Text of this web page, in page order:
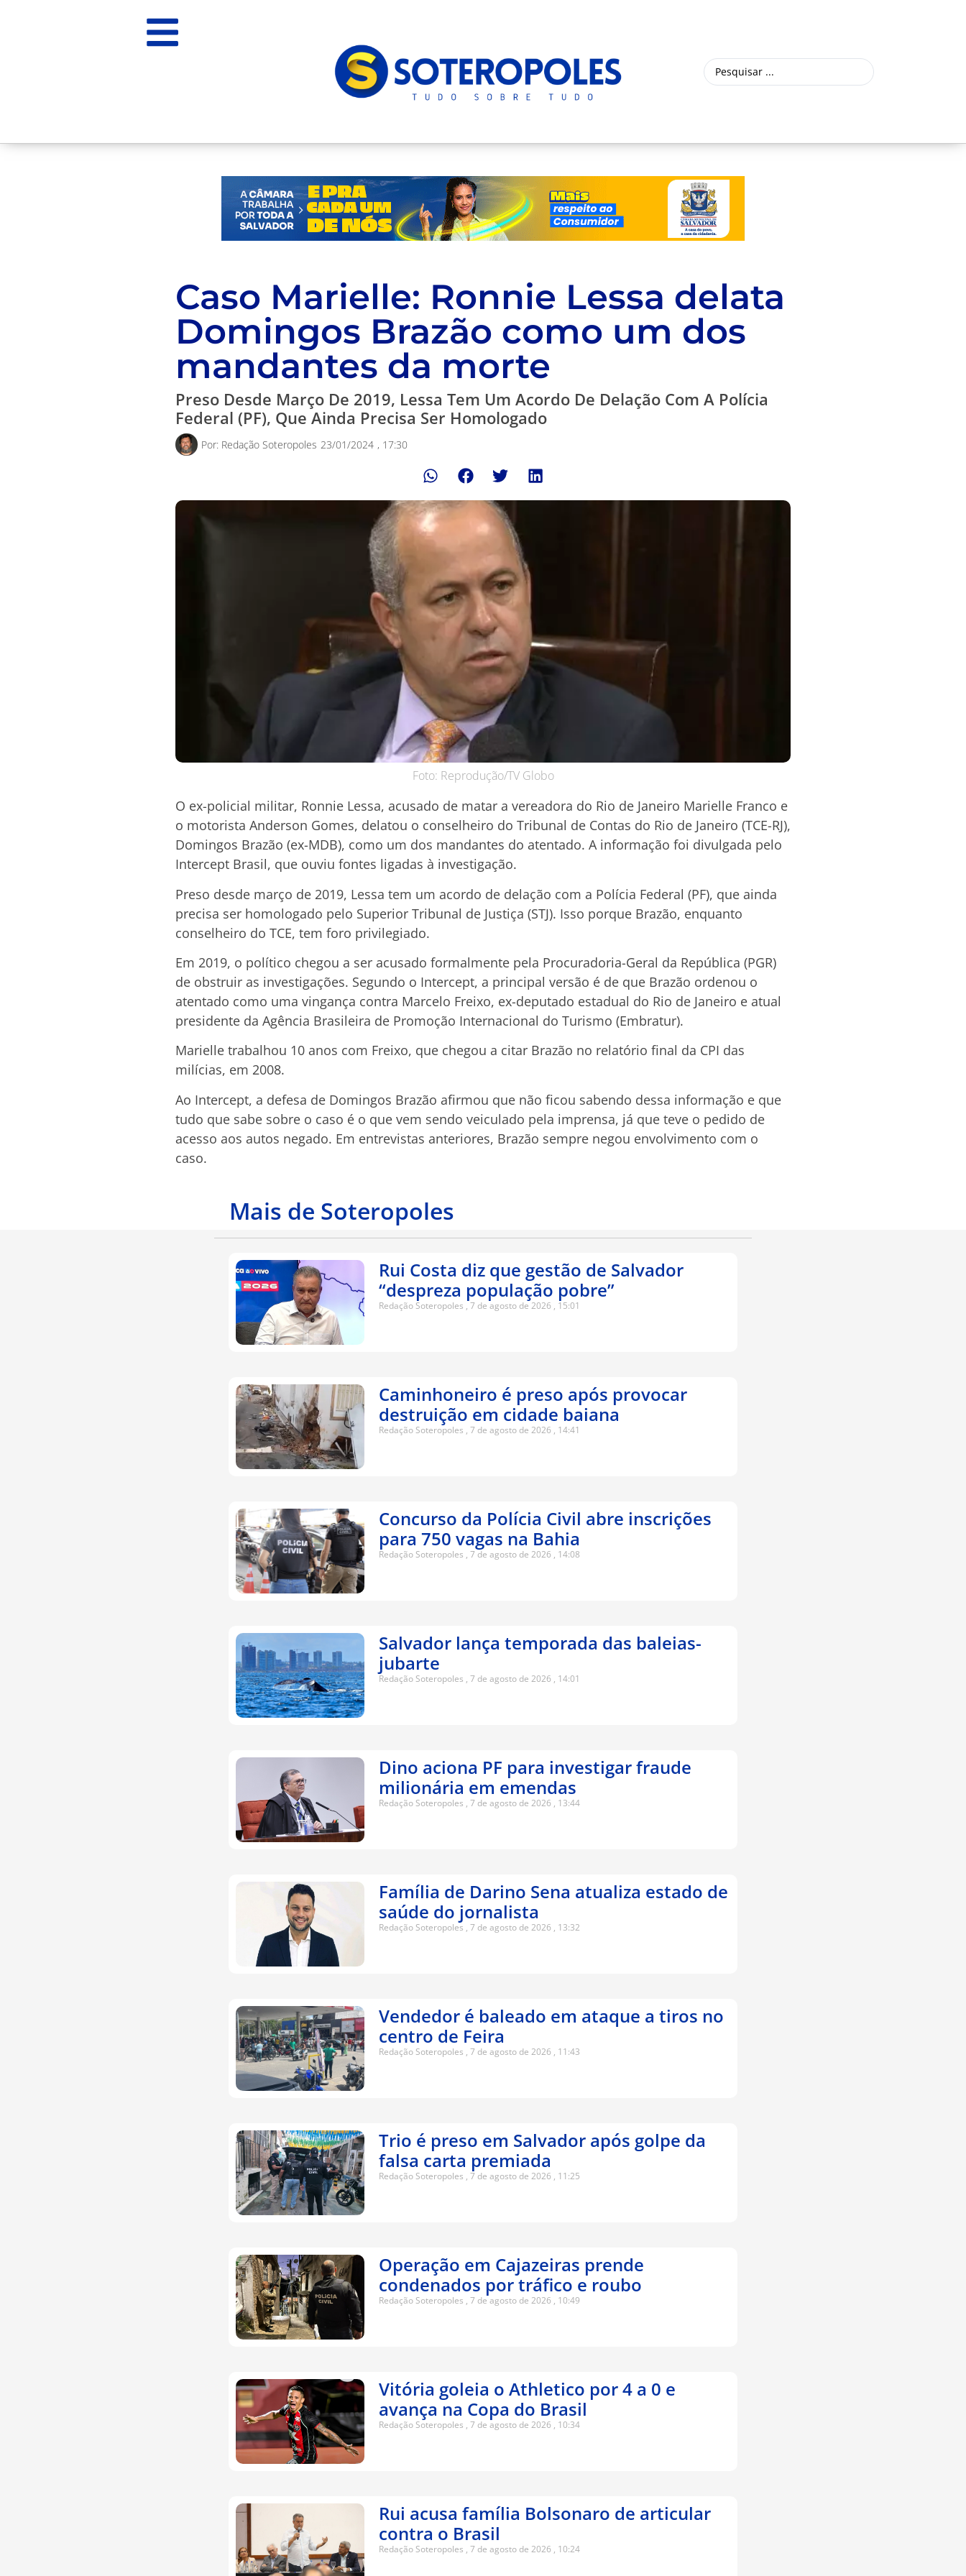
Caso Marielle: Ronnie Lessa delata
Domingos Brazão como um dos
mandantes da morte
Preso Desde Março De 2019, Lessa Tem Um Acordo De Delação Com A Polícia
Federal (PF), Que Ainda Precisa Ser Homologado
Por: Redação Soteropoles 23/01/2024 , 17:30
Foto: Reprodução/TV Globo
O ex-policial militar, Ronnie Lessa, acusado de matar a vereadora do Rio de Janeiro Marielle Franco e
o motorista Anderson Gomes, delatou o conselheiro do Tribunal de Contas do Rio de Janeiro (TCE-RJ),
Domingos Brazão (ex-MDB), como um dos mandantes do atentado. A informação foi divulgada pelo
Intercept Brasil, que ouviu fontes ligadas à investigação.
Preso desde março de 2019, Lessa tem um acordo de delação com a Polícia Federal (PF), que ainda
precisa ser homologado pelo Superior Tribunal de Justiça (STJ). Isso porque Brazão, enquanto
conselheiro do TCE, tem foro privilegiado.
Em 2019, o político chegou a ser acusado formalmente pela Procuradoria-Geral da República (PGR)
de obstruir as investigações. Segundo o Intercept, a principal versão é de que Brazão ordenou o
atentado como uma vingança contra Marcelo Freixo, ex-deputado estadual do Rio de Janeiro e atual
presidente da Agência Brasileira de Promoção Internacional do Turismo (Embratur).
Marielle trabalhou 10 anos com Freixo, que chegou a citar Brazão no relatório final da CPI das
milícias, em 2008.
Ao Intercept, a defesa de Domingos Brazão afirmou que não ficou sabendo dessa informação e que
tudo que sabe sobre o caso é o que vem sendo veiculado pela imprensa, já que teve o pedido de
acesso aos autos negado. Em entrevistas anteriores, Brazão sempre negou envolvimento com o
caso.
Mais de Soteropoles
Rui Costa diz que gestão de Salvador
“despreza população pobre”
Redação Soteropoles 7 de agosto de 2026 15:01
Caminhoneiro é preso após provocar
destruição em cidade baiana
Redação Soteropoles 7 de agosto de 2026 14:41
Concurso da Polícia Civil abre inscrições
para 750 vagas na Bahia
Redação Soteropoles 7 de agosto de 2026 14:08
Salvador lança temporada das baleias-
jubarte
Redação Soteropoles 7 de agosto de 2026 14:01
Dino aciona PF para investigar fraude
milionária em emendas
Redação Soteropoles 7 de agosto de 2026 13:44
Família de Darino Sena atualiza estado de
saúde do jornalista
Redação Soteropoles 7 de agosto de 2026 13:32
Vendedor é baleado em ataque a tiros no
centro de Feira
Redação Soteropoles 7 de agosto de 2026 11:43
Trio é preso em Salvador após golpe da
falsa carta premiada
Redação Soteropoles 7 de agosto de 2026 11:25
Operação em Cajazeiras prende
condenados por tráfico e roubo
Redação Soteropoles 7 de agosto de 2026 10:49
Vitória goleia o Athletico por 4 a 0 e
avança na Copa do Brasil
Redação Soteropoles 7 de agosto de 2026 10:34
Rui acusa família Bolsonaro de articular
contra o Brasil
Redação Soteropoles 7 de agosto de 2026 10:24